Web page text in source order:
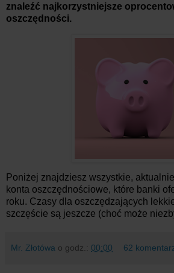
znaleźć najkorzystniejsze
oszczędności.
Poniżej znajdziesz wszystkie,
konta oszczędnościowe, które banki
roku. Czasy dla oszczędzających
szczęście są jeszcze (choć może
Mr. Złotówa o godz.: 00:00 62